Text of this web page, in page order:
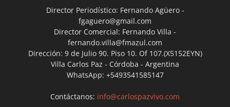
Director Periodístico: Fernando Agüero -
fgaguero@gmail.com
Director Comercial: Fernando Villa -
fernando.villa@fmazul.com
Dirección: 9 de Julio 90. Piso 10. Of 107.(X5152EYN)
Villa Carlos Paz - Córdoba - Argentina
WhatsApp: +5493541585147
Contáctanos: info@carlospazvivo.com